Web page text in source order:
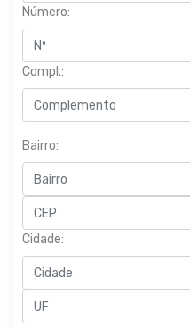
Número:
Compl.:
Bairro:
Cidade: